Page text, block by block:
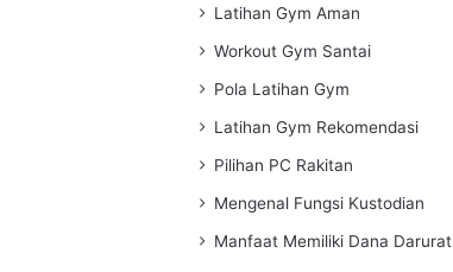
Latihan Gym Aman
Workout Gym Santai
Pola Latihan Gym
Latihan Gym Rekomendasi
Pilihan PC Rakitan
Mengenal Fungsi Kustodian
Manfaat Memiliki Dana Darurat